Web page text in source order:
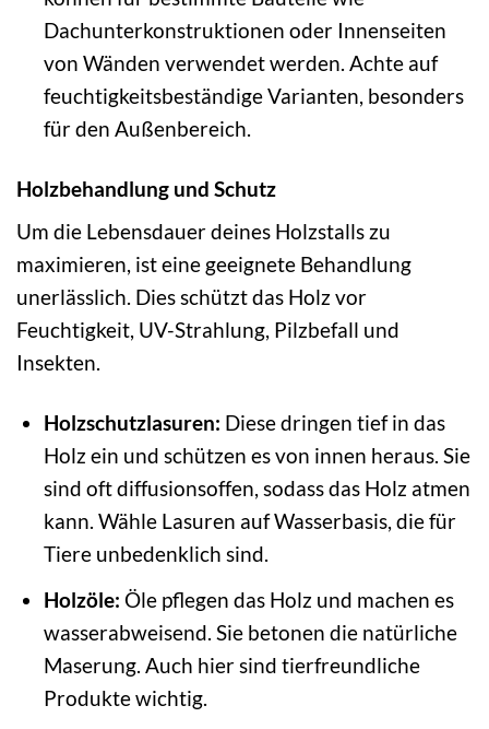
Dachunterkonstruktionen oder Innenseiten
von Wänden verwendet werden. Achte auf
feuchtigkeitsbeständige Varianten, besonders
für den Außenbereich.
Holzbehandlung und Schutz
Um die Lebensdauer deines Holzstalls zu
maximieren, ist eine geeignete Behandlung
unerlässlich. Dies schützt das Holz vor
Feuchtigkeit, UV-Strahlung, Pilzbefall und
Insekten.
Holzschutzlasuren: Diese dringen tief in das
Holz ein und schützen es von innen heraus. Sie
sind oft diffusionsoffen, sodass das Holz atmen
kann. Wähle Lasuren auf Wasserbasis, die für
Tiere unbedenklich sind.
Holzöle: Öle pflegen das Holz und machen es
wasserabweisend. Sie betonen die natürliche
Maserung. Auch hier sind tierfreundliche
Produkte wichtig.